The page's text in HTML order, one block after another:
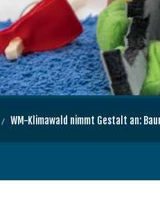
WM-Klimawald nimmt Gestalt an: